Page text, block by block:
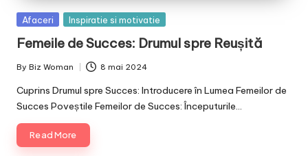
Posted
Afaceri Inspiratie si motivatie
Femeile de Succes: Drumul spre Reușită
Posted
by
By Biz Woman 8 mai 2024
Cuprins Drumul spre Succes: Introducere în Lumea Femeilor de
Succes Poveștile Femeilor de Succes: Începuturile…
Read More